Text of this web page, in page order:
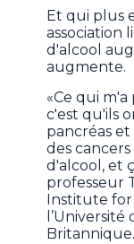
Et qui plus
association
d'alcool
augmente.
«Ce qui
c'est qu'ils
pancréas
des
d'alcool, et
professeur
Institute for
Britannique.